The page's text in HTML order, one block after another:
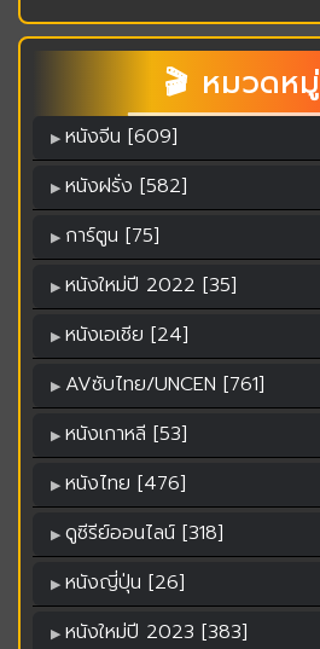
🎬 หมวดห
หนังจีน [609]
หนังฝรั่ง [582]
การ์ตูน [75]
หนังใหม่ปี 2022 [35]
หนังเอเชีย [24]
AVซับไทย/UNCEN [761]
หนังเกาหลี [53]
หนังไทย [476]
ดูซีรีย์ออนไลน์ [318]
หนังญี่ปุ่น [26]
หนังใหม่ปี 2023 [383]